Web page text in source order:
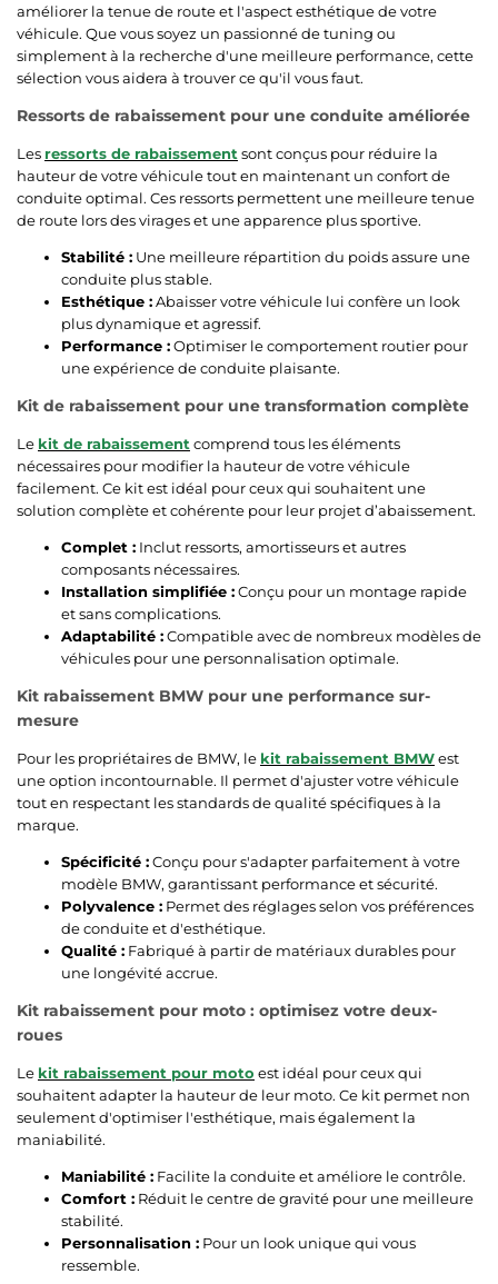
améliorer la tenue de route et l'aspect esthétique de votre
véhicule. Que vous soyez un passionné de tuning ou
simplement à la recherche d'une meilleure performance, cette
sélection vous aidera à trouver ce qu'il vous faut.
Ressorts de rabaissement pour une conduite améliorée
Les ressorts de rabaissement sont conçus pour réduire la
hauteur de votre véhicule tout en maintenant un confort de
conduite optimal. Ces ressorts permettent une meilleure tenue
de route lors des virages et une apparence plus sportive.
Stabilité : Une meilleure répartition du poids assure une
conduite plus stable.
Esthétique :Abaisser votre véhicule lui confère un look
plus dynamique et agressif.
Performance :Optimiser le comportement routier pour
une expérience de conduite plaisante.
Kit de rabaissement pour une transformation complète
Le kit de rabaissement comprend tous les éléments
nécessaires pour modifier la hauteur de votre véhicule
facilement. Ce kit est idéal pour ceux qui souhaitent une
solution complète et cohérente pour leur projet d’abaissement.
Complet : Inclut ressorts, amortisseurs et autres
composants nécessaires.
Installation simplifiée :Conçu pour un montage rapide
et sans complications.
Adaptabilité :Compatible avec de nombreux modèles de
véhicules pour une personnalisation optimale.
Kit rabaissement BMW pour une performance sur-
mesure
Pour les propriétaires de BMW, le kit rabaissement BMWest
une option incontournable. Il permet d'ajuster votre véhicule
tout en respectant les standards de qualité spécifiques à la
marque.
Spécificité :Conçu pour s'adapter parfaitement à votre
modèle BMW, garantissant performance et sécurité.
Polyvalence : Permet des réglages selon vos préférences
de conduite et d'esthétique.
Qualité : Fabriqué à partir de matériaux durables pour
une longévité accrue.
Kit rabaissement pour moto : optimisez votre deux-
roues
Le kit rabaissement pour moto est idéal pour ceux qui
souhaitent adapter la hauteur de leur moto. Ce kit permet non
seulement d'optimiser l'esthétique, mais également la
maniabilité.
Maniabilité : Facilite la conduite et améliore le contrôle.
Comfort : Réduit le centre de gravité pour une meilleure
stabilité.
Personnalisation : Pour un look unique qui vous
ressemble.